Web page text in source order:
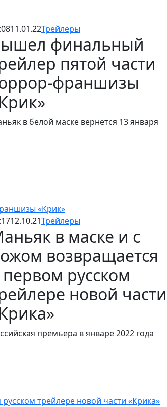
11.01.22Трейлеры
финальный
пятой части
франшизы
в белой маске вернется 13 января
«Крик»
12.10.21Трейлеры
в маске и с
возвращается
первом русском
новой части
премьера в январе 2022 года
трейлере новой части «Крика»